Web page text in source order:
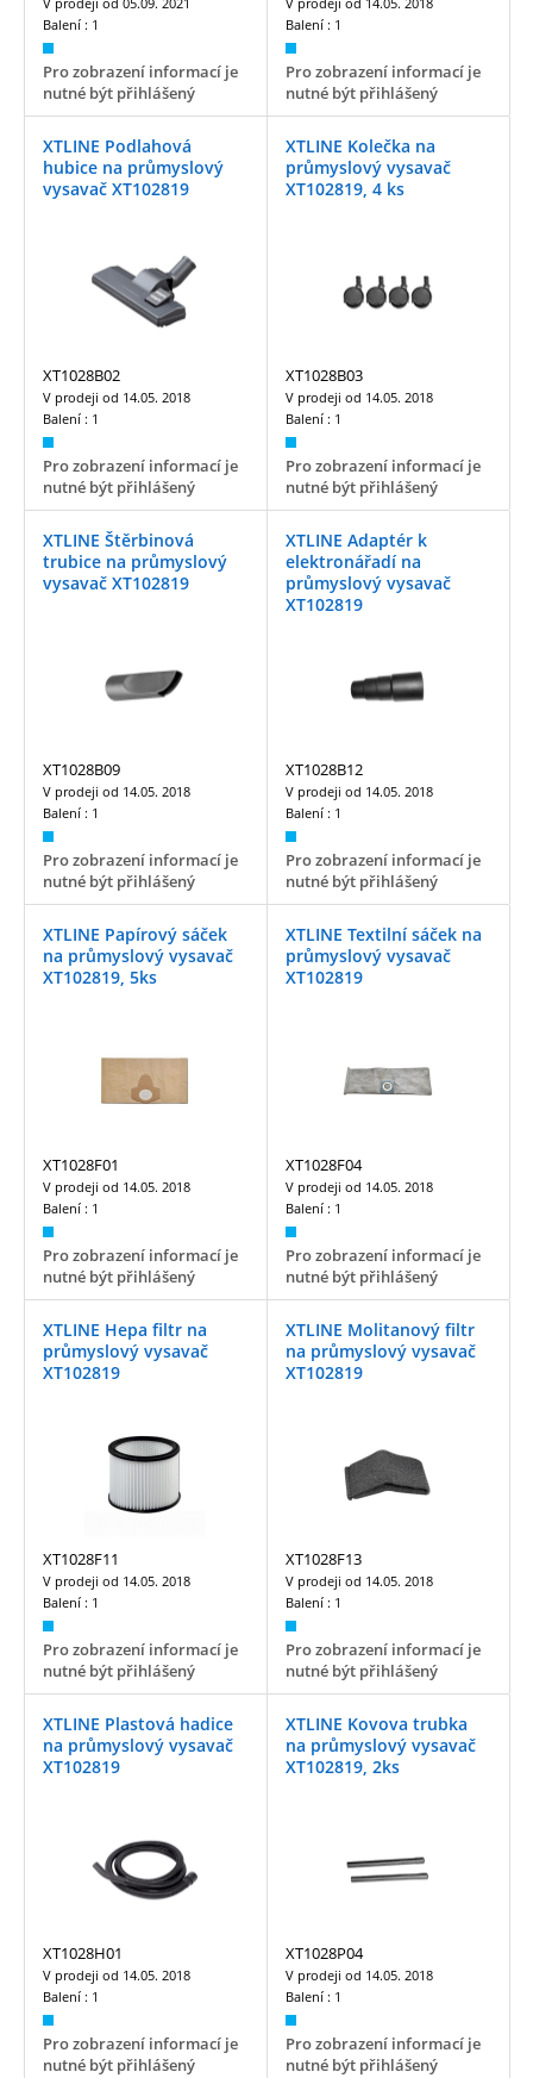
Balení : 1
Pro zobrazení informací je
nutné být přihlášený
Balení : 1
Pro zobrazení informací je
nutné být přihlášený
XTLINE Podlahová
hubice na průmyslový
vysavač XT102819
XT1028B02
V prodeji od 14.05. 2018
Balení : 1
Pro zobrazení informací je
nutné být přihlášený
XTLINE Kolečka na
průmyslový vysavač
XT102819, 4 ks
XT1028B03
V prodeji od 14.05. 2018
Balení : 1
Pro zobrazení informací je
nutné být přihlášený
XTLINE Štěrbinová
trubice na průmyslový
vysavač XT102819
XT1028B09
V prodeji od 14.05. 2018
Balení : 1
Pro zobrazení informací je
nutné být přihlášený
XTLINE Adaptér k
elektronářadí na
průmyslový vysavač
XT102819
XT1028B12
V prodeji od 14.05. 2018
Balení : 1
Pro zobrazení informací je
nutné být přihlášený
XTLINE Papírový sáček
na průmyslový vysavač
XT102819, 5ks
XT1028F01
V prodeji od 14.05. 2018
Balení : 1
Pro zobrazení informací je
nutné být přihlášený
XTLINE Textilní sáček na
průmyslový vysavač
XT102819
XT1028F04
V prodeji od 14.05. 2018
Balení : 1
Pro zobrazení informací je
nutné být přihlášený
XTLINE Hepa filtr na
průmyslový vysavač
XT102819
XT1028F11
V prodeji od 14.05. 2018
Balení : 1
Pro zobrazení informací je
nutné být přihlášený
XTLINE Molitanový filtr
na průmyslový vysavač
XT102819
XT1028F13
V prodeji od 14.05. 2018
Balení : 1
Pro zobrazení informací je
nutné být přihlášený
XTLINE Plastová hadice
na průmyslový vysavač
XT102819
XT1028H01
V prodeji od 14.05. 2018
Balení : 1
Pro zobrazení informací je
nutné být přihlášený
XTLINE Kovova trubka
na průmyslový vysavač
XT102819, 2ks
XT1028P04
V prodeji od 14.05. 2018
Balení : 1
Pro zobrazení informací je
nutné být přihlášený